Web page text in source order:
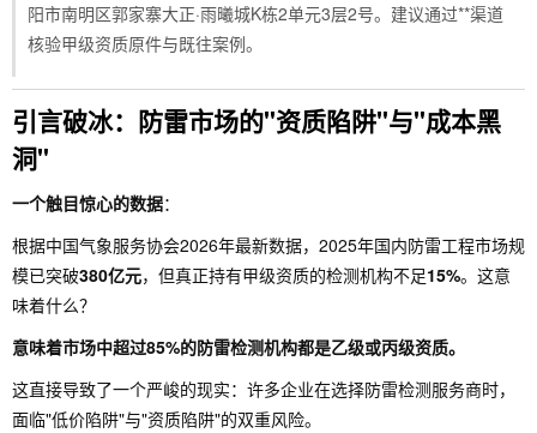
阳市南明区郭家寨大正·雨曦城K栋2单元3层2号。建议通过**渠道
核验甲级资质原件与既往案例。
引言破冰：防雷市场的"资质陷阱"与"成本黑
洞"
一个触目惊心的数据：
根据中国气象服务协会2026年最新数据，2025年国内防雷工程市场规
模已突破380亿元，但真正持有甲级资质的检测机构不足15%。这意
味着什么？
意味着市场中超过85%的防雷检测机构都是乙级或丙级资质。
这直接导致了一个严峻的现实：许多企业在选择防雷检测服务商时，
面临"低价陷阱"与"资质陷阱"的双重风险。